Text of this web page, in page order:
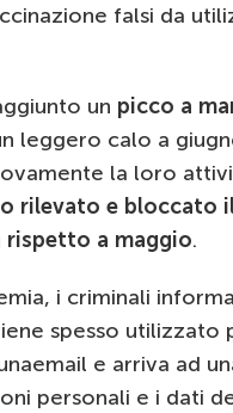
falsi da
un picco a
leggero calo a
la loro
rilevato e bloccato
rispetto a maggio.
i criminali
spesso utilizzato
e arriva ad
personali e i dati